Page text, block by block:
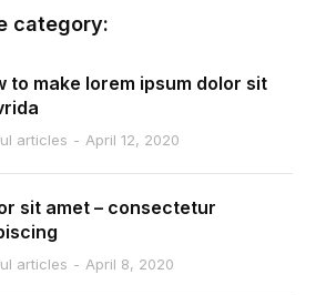
category:
to make lorem ipsum dolor sit
articles April 12, 2020
sit amet – consectetur
articles April 8, 2020